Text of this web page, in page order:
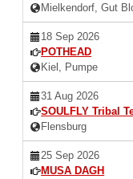
Mielkendorf, Gut
18 Sep 2026
POTHEAD
Kiel, Pumpe
31 Aug 2026
SOULFLY Tribal
Flensburg
25 Sep 2026
MUSA DAGH